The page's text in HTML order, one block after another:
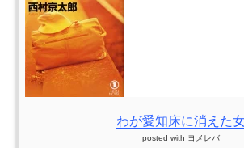
わが愛知床に消えた
posted with ヨメレバ